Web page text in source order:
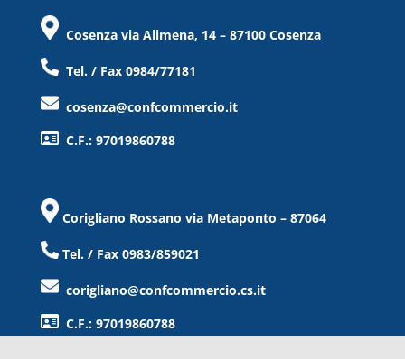
Cosenza via Alimena, 14 – 87100 Cosenza
Tel. / Fax 0984/77181
cosenza@confcommercio.it
C.F.: 97019860788
Corigliano Rossano via Metaponto – 87064
Tel. / Fax 0983/859021
corigliano@confcommercio.cs.it
C.F.: 97019860788